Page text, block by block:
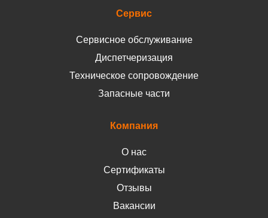
Сервис
Сервисное обслуживание
Диспетчеризация
Техническое сопровождение
Запасные части
Компания
О нас
Сертификаты
Отзывы
Вакансии